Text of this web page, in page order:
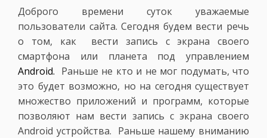
Доброго времени суток уважаемые
пользователи сайта. Сегодня будем вести речь
о том, как вести запись с экрана своего
смартфона или планета под управлением
Android. Раньше не кто и не мог подумать, что
это будет возможно, но на сегодня существует
множество приложений и программ, которые
позволяют нам вести запись с экрана своего
Android устройства. Раньше нашему вниманию